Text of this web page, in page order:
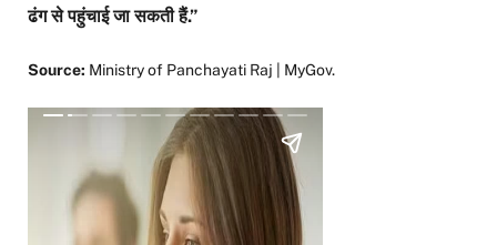
ढंग से पहुंचाई जा सकती हैं.”
Source: Ministry of Panchayati Raj | MyGov.